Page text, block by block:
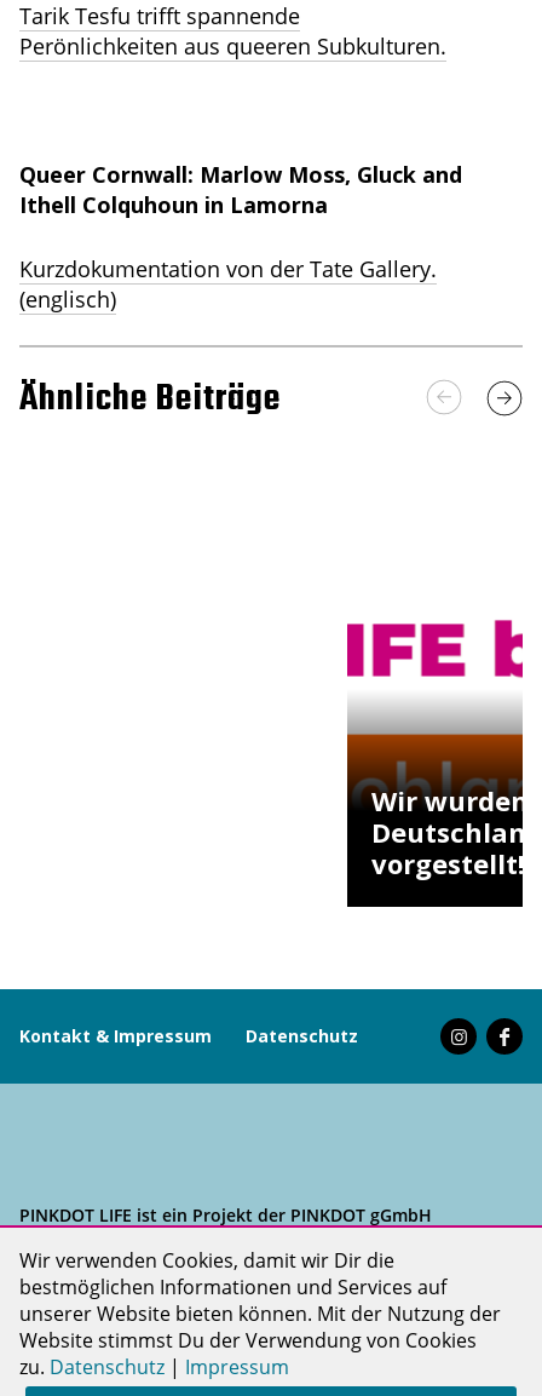
Tarik Tesfu trifft spannende
Perönlichkeiten aus queeren Subkulturen.
Queer Cornwall: Marlow Moss, Gluck and
Ithell Colquhoun in Lamorna
Kurzdokumentation von der Tate Gallery.
(englisch)
Ähnliche Beiträge
Wir wurden
vorgestellt!
Kontakt & Impressum Datenschutz
PINKDOT LIFE ist ein Projekt der PINKDOT gGmbH
Wir verwenden Cookies, damit wir Dir die
bestmöglichen Informationen und Services auf
unserer Website bieten können. Mit der Nutzung der
Website stimmst Du der Verwendung von Cookies
zu. Datenschutz | Impressum